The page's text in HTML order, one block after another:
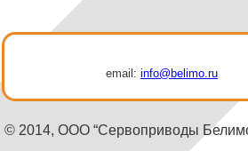
email: info@belimo.ru
© 2014, ООО “Сервоприводы